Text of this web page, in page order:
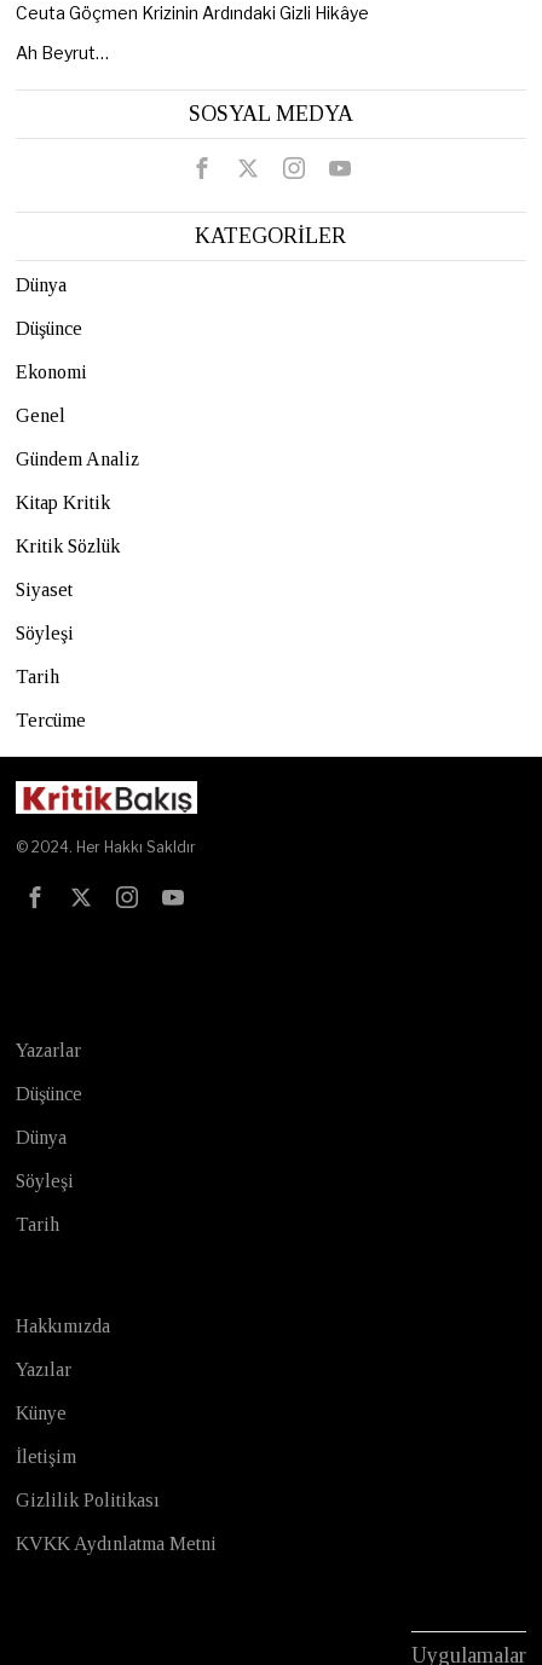
Ceuta Göçmen Krizinin Ardındaki Gizli Hikâye
Ah Beyrut…
SOSYAL MEDYA
KATEGORİLER
Dünya
Düşünce
Ekonomi
Genel
Gündem Analiz
Kitap Kritik
Kritik Sözlük
Siyaset
Söyleşi
Tarih
Tercüme
© 2024. Her Hakkı Sakldır
Yazarlar
Düşünce
Dünya
Söyleşi
Tarih
Hakkımızda
Yazılar
Künye
İletişim
Gizlilik Politikası
KVKK Aydınlatma Metni
Uygulamalar